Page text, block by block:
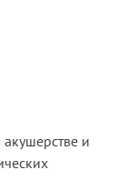
и